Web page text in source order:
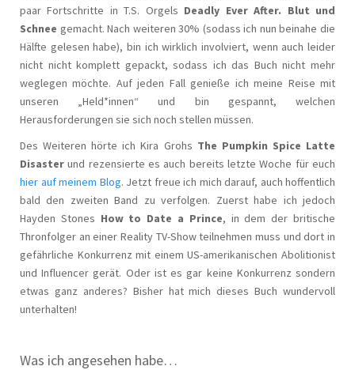
paar Fortschritte in T.S. Orgels Deadly Ever After. Blut und
Schnee gemacht. Nach weiteren 30% (sodass ich nun beinahe die
Hälfte gelesen habe), bin ich wirklich involviert, wenn auch leider
nicht nicht komplett gepackt, sodass ich das Buch nicht mehr
weglegen möchte. Auf jeden Fall genieße ich meine Reise mit
unseren „Held*innen“ und bin gespannt, welchen
Herausforderungen sie sich noch stellen müssen.
Des Weiteren hörte ich Kira Grohs The Pumpkin Spice Latte
Disaster und rezensierte es auch bereits letzte Woche für euch
hier auf meinem Blog. Jetzt freue ich mich darauf, auch hoffentlich
bald den zweiten Band zu verfolgen. Zuerst habe ich jedoch
Hayden Stones How to Date a Prince, in dem der britische
Thronfolger an einer Reality TV-Show teilnehmen muss und dort in
gefährliche Konkurrenz mit einem US-amerikanischen Abolitionist
und Influencer gerät. Oder ist es gar keine Konkurrenz sondern
etwas ganz anderes? Bisher hat mich dieses Buch wundervoll
unterhalten!
Was ich angesehen habe…